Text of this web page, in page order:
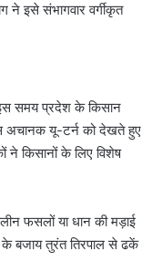
ने इसे संभागवार वर्गीकृत
इस समय प्रदेश के किसान
अचानक यू-टर्न को देखते हुए
ने किसानों के लिए विशेष
फसलों या धान की मड़ाई
तुरंत तिरपाल से ढकें